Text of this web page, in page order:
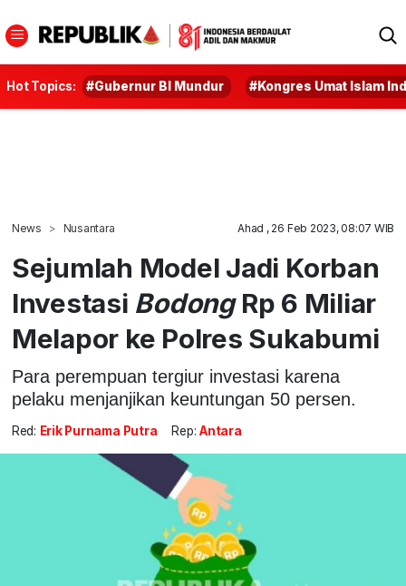
Hot Topics: #Gubernur BI Mundur #Kongres Umat Islam
News Nusantara Ahad , 26 Feb 2023, 08:07 WIB
Sejumlah Model Jadi Korban
Investasi BodongRp 6 Miliar
Melapor ke Polres Sukabumi
Para perempuan tergiur investasi karena
pelaku menjanjikan keuntungan 50 persen.
Red: Erik Purnama Putra Rep: Antara